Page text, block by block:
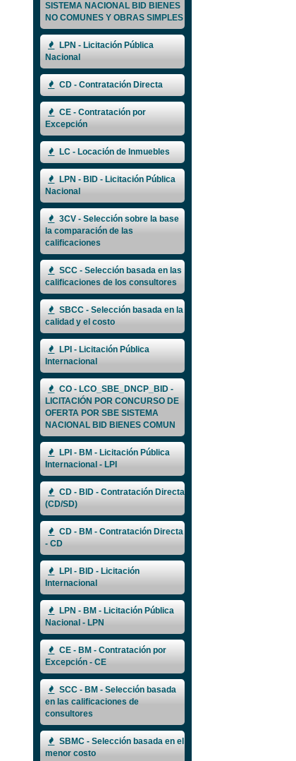
SISTEMA NACIONAL BID BIENES
NO COMUNES Y OBRAS SIMPLES
LPN - Licitación Pública
Nacional
CD - Contratación Directa
CE - Contratación por
Excepción
LC - Locación de Inmuebles
LPN - BID - Licitación Pública
Nacional
3CV - Selección sobre la base
la comparación de las
calificaciones
SCC - Selección basada en las
calificaciones de los consultores
SBCC - Selección basada en la
calidad y el costo
LPI - Licitación Pública
Internacional
CO - LCO_SBE_DNCP_BID -
LICITACIÓN POR CONCURSO DE
OFERTA POR SBE SISTEMA
NACIONAL BID BIENES COMUN
LPI - BM - Licitación Pública
Internacional - LPI
CD - BID - Contratación Directa
(CD/SD)
CD - BM - Contratación Directa
- CD
LPI - BID - Licitación
Internacional
LPN - BM - Licitación Pública
Nacional - LPN
CE - BM - Contratación por
Excepción - CE
SCC - BM - Selección basada
en las calificaciones de
consultores
SBMC - Selección basada en el
menor costo